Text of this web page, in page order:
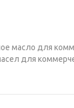
масло для
для